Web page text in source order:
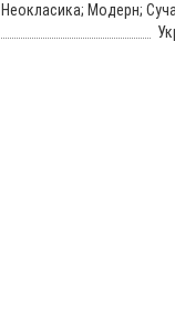
Неокласика; Модерн;